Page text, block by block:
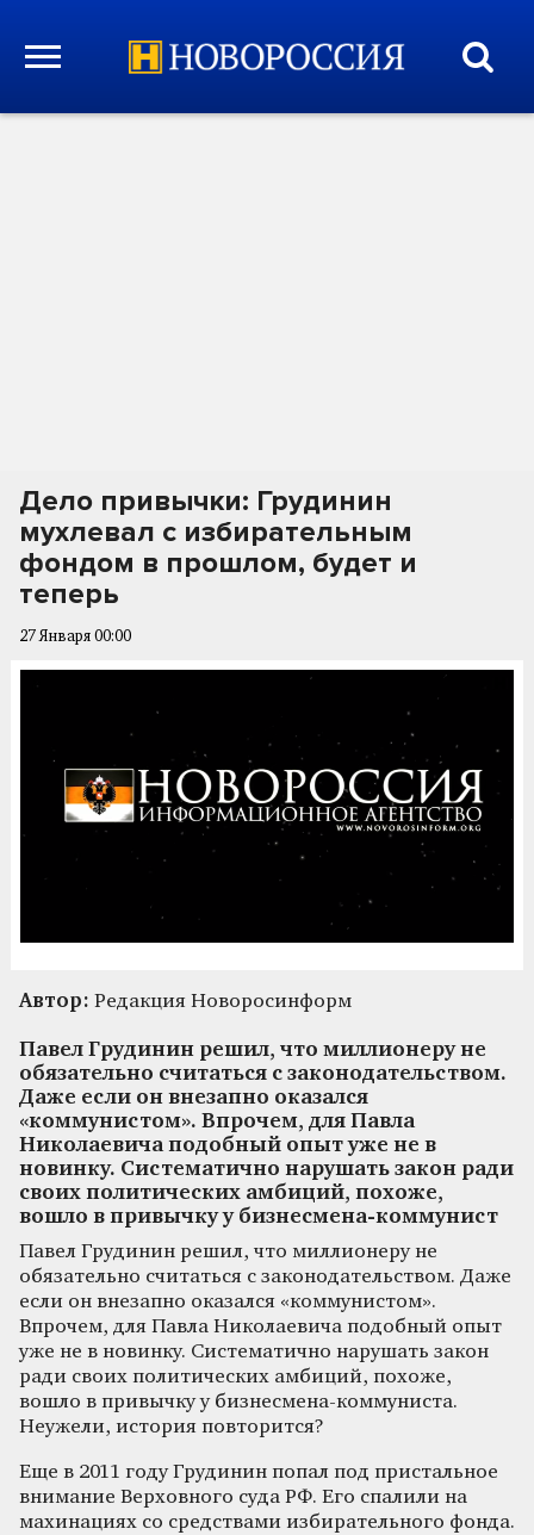
Дело привычки: Грудинин
мухлевал с избирательным
фондом в прошлом, будет и
теперь
27 Января 00:00
Автор: Редакция Новоросинформ
Павел Грудинин решил, что миллионеру не
обязательно считаться с законодательством.
Даже если он внезапно оказался
«коммунистом». Впрочем, для Павла
Николаевича подобный опыт уже не в
новинку. Систематично нарушать закон ради
своих политических амбиций, похоже,
вошло в привычку у бизнесмена-коммунист
Павел Грудинин решил, что миллионеру не
обязательно считаться с законодательством. Даже
если он внезапно оказался «коммунистом».
Впрочем, для Павла Николаевича подобный опыт
уже не в новинку. Систематично нарушать закон
ради своих политических амбиций, похоже,
вошло в привычку у бизнесмена-коммуниста.
Неужели, история повторится?
Еще в 2011 году Грудинин попал под пристальное
внимание Верховного суда РФ. Его спалили на
махинациях со средствами избирательного фонда.